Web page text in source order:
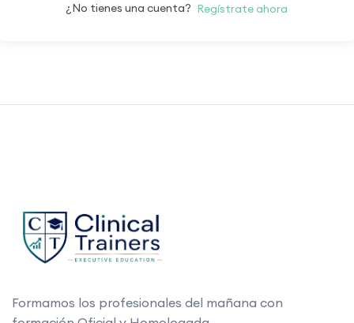
¿No tienes una cuenta? Regístrate ahora
Formamos los profesionales del mañana con